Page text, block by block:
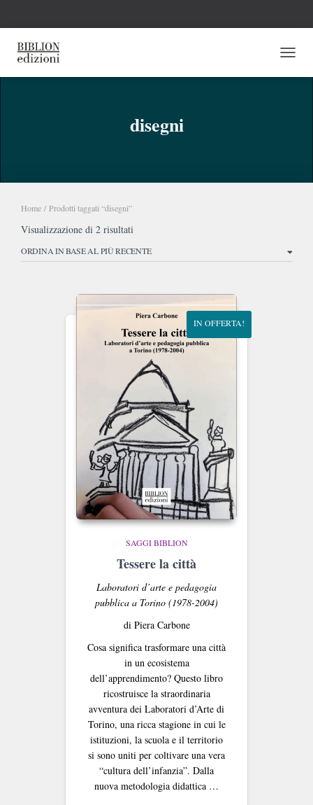
disegni
Home / Prodotti taggati “disegni”
Visualizzazione di 2 risultati
base
recente
IN OFFERTA!
SAGGI BIBLION
Tessere la città
Laboratori d’arte e pedagogia
pubblica a Torino (1978-2004)
di Piera Carbone
Cosa significa trasformare una città
in un ecosistema
dell’apprendimento? Questo libro
ricostruisce la straordinaria
avventura dei Laboratori d’Arte di
Torino, una ricca stagione in cui le
istituzioni, la scuola e il territorio
si sono uniti per coltivare una vera
“cultura dell’infanzia”. Dalla
nuova metodologia didattica …